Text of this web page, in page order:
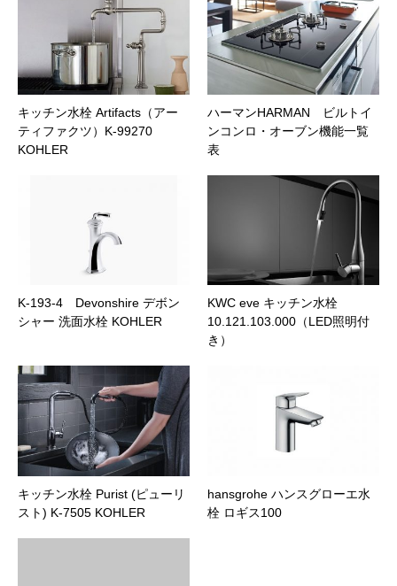
キッチン水栓 Artifacts（アー
ティファクツ）K-99270
KOHLER
ハーマンHARMAN ビルトイ
ンコンロ・オーブン機能一覧
表
K-193-4 Devonshire デボン
シャー 洗面水栓 KOHLER
KWC eve キッチン水栓
10.121.103.000（LED照明付
き）
キッチン水栓 Purist (ピューリ
スト) K-7505 KOHLER
hansgrohe ハンスグローエ水
栓 ロギス100